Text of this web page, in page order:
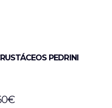
PEDRINI
€